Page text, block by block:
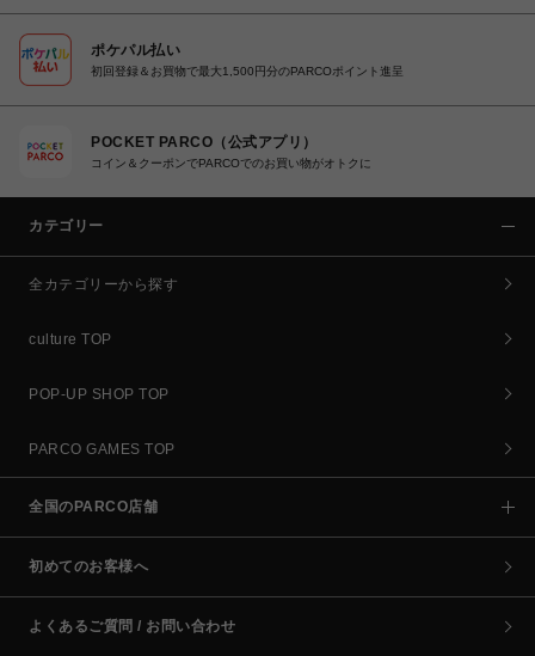
ポケパル払い
初回登録＆お買物で最大1,500円分のPARCOポイント進呈
POCKET PARCO（公式アプリ）
コイン＆クーポンでPARCOでのお買い物がオトクに
カテゴリー
全カテゴリーから探す
culture TOP
POP-UP SHOP TOP
PARCO GAMES TOP
全国のPARCO店舗
初めてのお客様へ
よくあるご質問 / お問い合わせ